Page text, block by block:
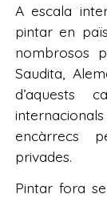
A escala
pintar en
nombrosos
Saudita,
d’aquests
encàrrecs
privades.
Pintar fora